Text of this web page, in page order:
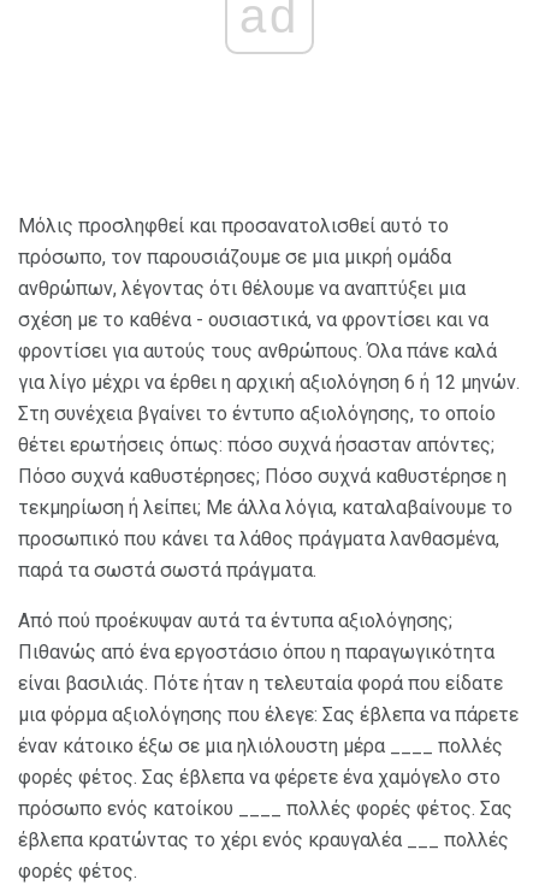
ad
Μόλις προσληφθεί και προσανατολισθεί αυτό το
πρόσωπο, τον παρουσιάζουμε σε μια μικρή ομάδα
ανθρώπων, λέγοντας ότι θέλουμε να αναπτύξει μια
σχέση με το καθένα - ουσιαστικά, να φροντίσει και να
φροντίσει για αυτούς τους ανθρώπους. Όλα πάνε καλά
για λίγο μέχρι να έρθει η αρχική αξιολόγηση 6 ή 12 μηνών.
Στη συνέχεια βγαίνει το έντυπο αξιολόγησης, το οποίο
θέτει ερωτήσεις όπως: πόσο συχνά ήσασταν απόντες;
Πόσο συχνά καθυστέρησες; Πόσο συχνά καθυστέρησε η
τεκμηρίωση ή λείπει; Με άλλα λόγια, καταλαβαίνουμε το
προσωπικό που κάνει τα λάθος πράγματα λανθασμένα,
παρά τα σωστά σωστά πράγματα.
Από πού προέκυψαν αυτά τα έντυπα αξιολόγησης;
Πιθανώς από ένα εργοστάσιο όπου η παραγωγικότητα
είναι βασιλιάς. Πότε ήταν η τελευταία φορά που είδατε
μια φόρμα αξιολόγησης που έλεγε: Σας έβλεπα να πάρετε
έναν κάτοικο έξω σε μια ηλιόλουστη μέρα ____ πολλές
φορές φέτος. Σας έβλεπα να φέρετε ένα χαμόγελο στο
πρόσωπο ενός κατοίκου ____ πολλές φορές φέτος. Σας
έβλεπα κρατώντας το χέρι ενός κραυγαλέα ___ πολλές
φορές φέτος.